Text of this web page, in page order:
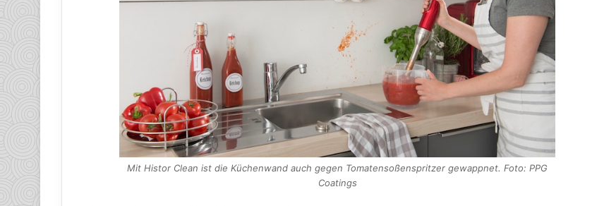
Mit Histor Clean ist die Küchenwand auch gegen Tomatensoßenspritzer gewappnet. Foto: PPG
Coatings